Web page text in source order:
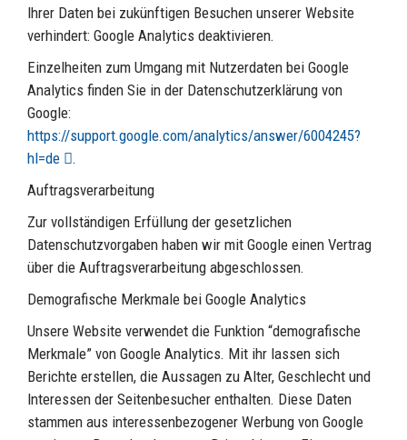
Ihrer Daten bei zukünftigen Besuchen unserer Website
verhindert: Google Analytics deaktivieren.
Einzelheiten zum Umgang mit Nutzerdaten bei Google
Analytics finden Sie in der Datenschutzerklärung von
Google:
https://support.google.com/analytics/answer/6004245?
hl=de
.
Auftragsverarbeitung
Zur vollständigen Erfüllung der gesetzlichen
Datenschutzvorgaben haben wir mit Google einen Vertrag
über die Auftragsverarbeitung abgeschlossen.
Demografische Merkmale bei Google Analytics
Unsere Website verwendet die Funktion “demografische
Merkmale” von Google Analytics. Mit ihr lassen sich
Berichte erstellen, die Aussagen zu Alter, Geschlecht und
Interessen der Seitenbesucher enthalten. Diese Daten
stammen aus interessenbezogener Werbung von Google